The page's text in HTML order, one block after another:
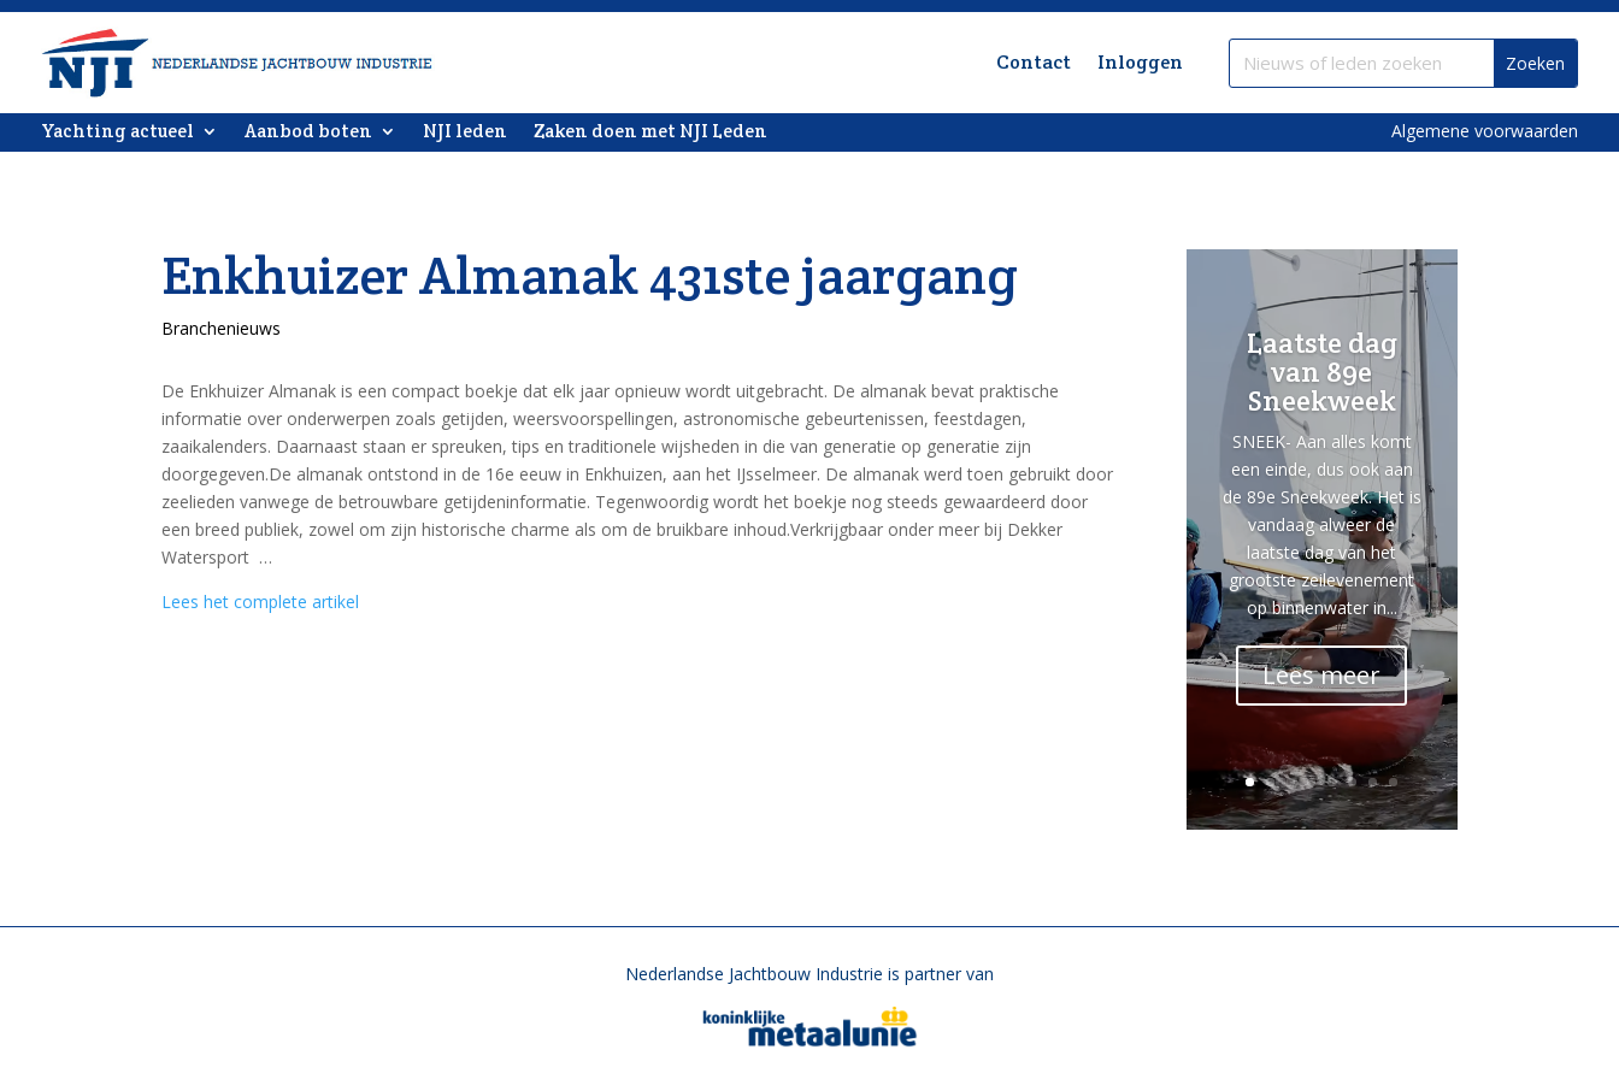
Contact Inloggen
Yachting actueel Aanbod boten NJI leden Zaken doen met NJI Leden Algemene voorwaarden
Enkhuizer Almanak 431ste jaargang
Branchenieuws
De Enkhuizer Almanak is een compact boekje dat elk jaar opnieuw wordt uitgebracht. De almanak bevat praktische
informatie over onderwerpen zoals getijden, weersvoorspellingen, astronomische gebeurtenissen, feestdagen,
zaaikalenders. Daarnaast staan er spreuken, tips en traditionele wijsheden in die van generatie op generatie zijn
doorgegeven.De almanak ontstond in de 16e eeuw in Enkhuizen, aan het IJsselmeer. De almanak werd toen gebruikt door
zeelieden vanwege de betrouwbare getijdeninformatie. Tegenwoordig wordt het boekje nog steeds gewaardeerd door
een breed publiek, zowel om zijn historische charme als om de bruikbare inhoud.Verkrijgbaar onder meer bij Dekker
Watersport …
Lees het complete artikel
Laatste dag
van 89e
Sneekweek
SNEEK- Aan alles komt
een einde, dus ook aan
de 89e Sneekweek. Het is
vandaag alweer de
laatste dag van het
grootste zeilevenement
op binnenwater in...
Lees meer
Nederlandse Jachtbouw Industrie is partner van